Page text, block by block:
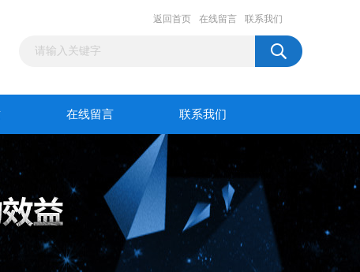
返回首页 在线留言 联系我们
在线留言 联系我们